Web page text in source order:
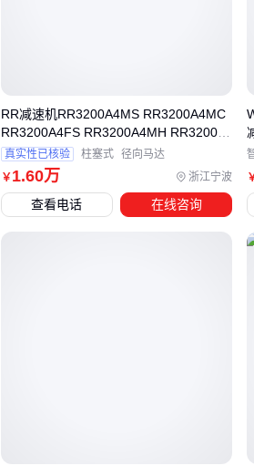
电动滚筒方案的优势在于
但连续工作时需注意散热条
若仍坚持选择CWS400系列
￥ 1.60万 浙江宁波
RR减速机RR3200A4MS RR3200A4MC
RR3200A4FS RR3200A4MH RR3200A
4ZI
真实性已核验 柱塞式 径向马达
查看电话 在线咨询